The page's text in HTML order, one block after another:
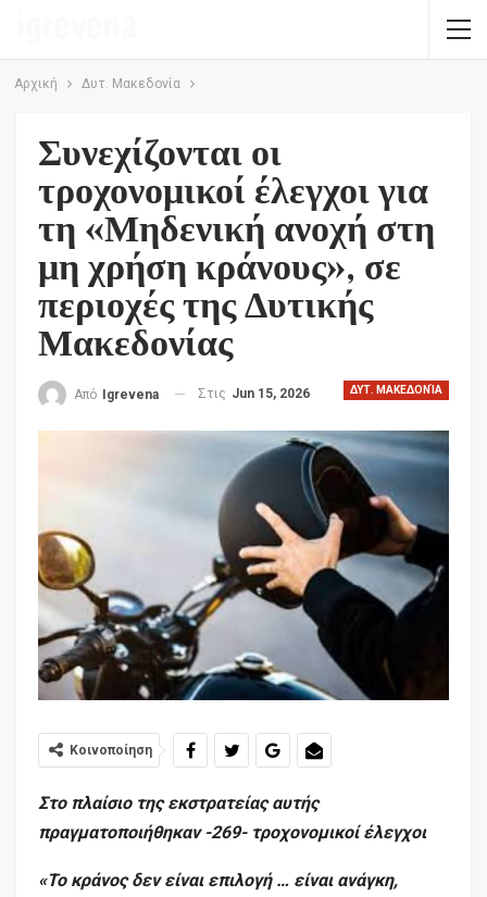
Αρχική Δυτ. Μακεδονία
Συνεχίζονται οι
τροχονομικοί έλεγχοι για
τη «Μηδενική ανοχή στη
μη χρήση κράνους», σε
περιοχές της Δυτικής
Μακεδονίας
ΔΥΤ. ΜΑΚΕΔΟΝΊΑ
Από Igrevena Στις Jun 15, 2026
Κοινοποίηση
Στο πλαίσιο της εκστρατείας αυτής
πραγματοποιήθηκαν -269- τροχονομικοί έλεγχοι
«Toκράνος δεν είναι επιλογή … είναι ανάγκη,